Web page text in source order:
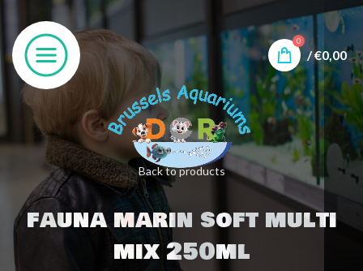
0
/€0,00
Back to products
fauna marin soft multi
mix 250ml